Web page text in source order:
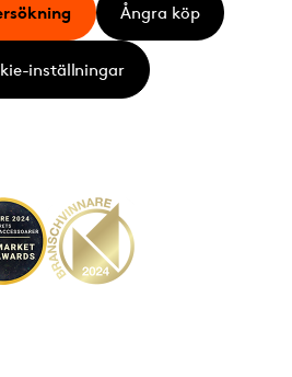
Express
Ångra köp
inställningar